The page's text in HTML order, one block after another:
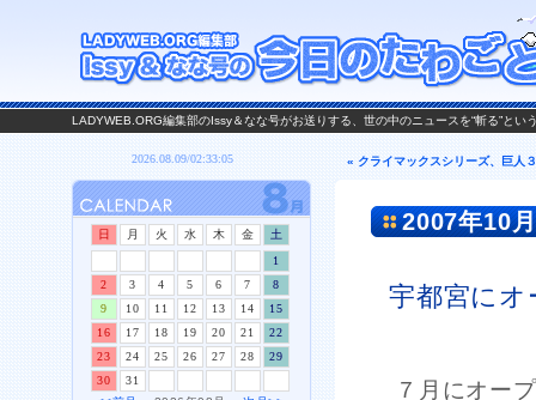
LADYWEB.ORG編集部のIssy＆なな号がお送りする、世の中のニュースを“斬る”と
« クライマックスシリーズ、巨人
2007年10
宇都宮に
７月にオー
日 月 火 水 木 金
土
1
2
3 4 5 6 7
8
9
10 11 12 13 14
15
16
17 18 19 20 21
22
23
24 25 26 27 28
29
30
31